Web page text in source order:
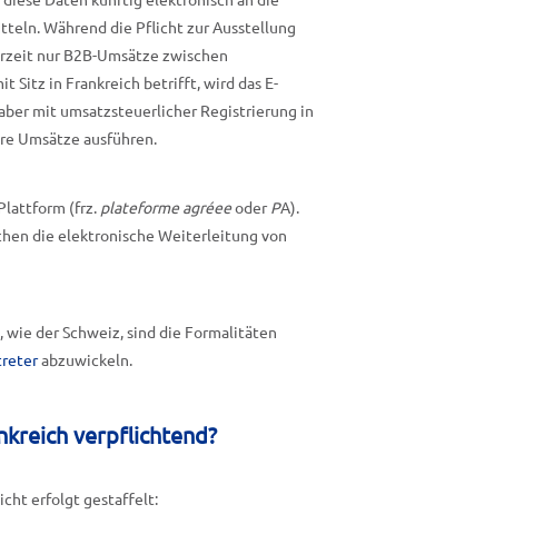
Während die Pflicht zur Ausstellung
nur B2B-Umsätze zwischen
Sitz in Frankreich betrifft, wird das E-
mit umsatzsteuerlicher Registrierung in
Umsätze ausführen.
(frz. plateforme agréeeoderPA).
die elektronische Weiterleitung von
der Schweiz, sind die Formalitäten
abzuwickeln.
verpflichtend?
erfolgt gestaffelt: